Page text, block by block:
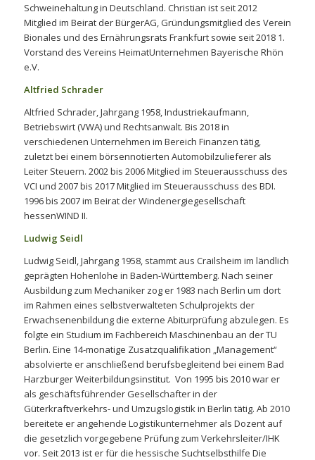
Schweinehaltung in Deutschland. Christian ist seit 2012
Mitglied im Beirat der BürgerAG, Gründungsmitglied des Verein
Bionales und des Ernährungsrats Frankfurt sowie seit 2018 1.
Vorstand des Vereins HeimatUnternehmen Bayerische Rhön
e.V.
Altfried Schrader
Altfried Schrader, Jahrgang 1958, Industriekaufmann,
Betriebswirt (VWA) und Rechtsanwalt. Bis 2018 in
verschiedenen Unternehmen im Bereich Finanzen tätig,
zuletzt bei einem börsennotierten Automobilzulieferer als
Leiter Steuern. 2002 bis 2006 Mitglied im Steuerausschuss des
VCI und 2007 bis 2017 Mitglied im Steuerausschuss des BDI.
1996 bis 2007 im Beirat der Windenergiegesellschaft
hessenWIND II.
Ludwig Seidl
Ludwig Seidl, Jahrgang 1958, stammt aus Crailsheim im ländlich
geprägten Hohenlohe in Baden-Württemberg. Nach seiner
Ausbildung zum Mechaniker zog er 1983 nach Berlin um dort
im Rahmen eines selbstverwalteten Schulprojekts der
Erwachsenenbildung die externe Abiturprüfung abzulegen. Es
folgte ein Studium im Fachbereich Maschinenbau an der TU
Berlin. Eine 14-monatige Zusatzqualifikation „Management“
absolvierte er anschließend berufsbegleitend bei einem Bad
Harzburger Weiterbildungsinstitut. Von 1995 bis 2010 war er
als geschäftsführender Gesellschafter in der
Güterkraftverkehrs- und Umzugslogistik in Berlin tätig. Ab 2010
bereitete er angehende Logistikunternehmer als Dozent auf
die gesetzlich vorgegebene Prüfung zum Verkehrsleiter/IHK
vor. Seit 2013 ist er für die hessische Suchtselbsthilfe Die